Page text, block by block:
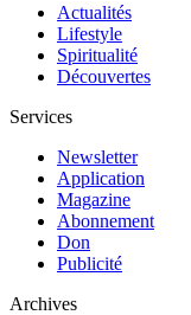
Actualités
Lifestyle
Spiritualité
Découvertes
Services
Newsletter
Application
Magazine
Abonnement
Don
Publicité
Archives